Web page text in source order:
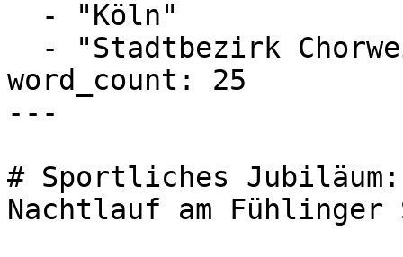
word_count: 25
---
# Sportliches
Nachtlauf am Fühlinger